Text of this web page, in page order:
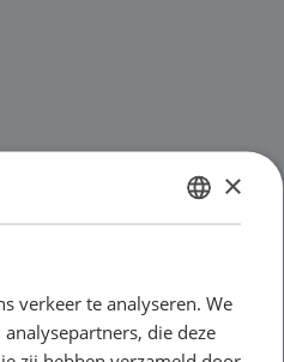
DUTCH
GERMAN
×
verkeer te analyseren. We
die deze